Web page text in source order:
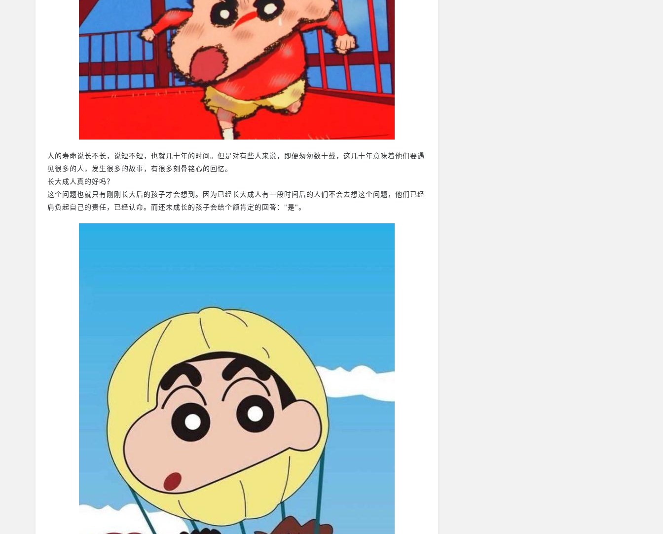
人的寿命说长不长，说短不短，也就几十年的时间。但是对有些人来说，即便匆匆数十载，这几十年意味着他们要遇
见很多的人，发生很多的故事，有很多刻骨铭心的回忆。
长大成人真的好吗？
这个问题也就只有刚刚长大后的孩子才会想到。因为已经长大成人有一段时间后的人们不会去想这个问题，他们已经
肩负起自己的责任，已经认命。而还未成长的孩子会给个额肯定的回答："是"。